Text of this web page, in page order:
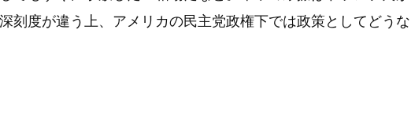
刻度が違う上、アメリカの民主党政権下では政策としてどうな